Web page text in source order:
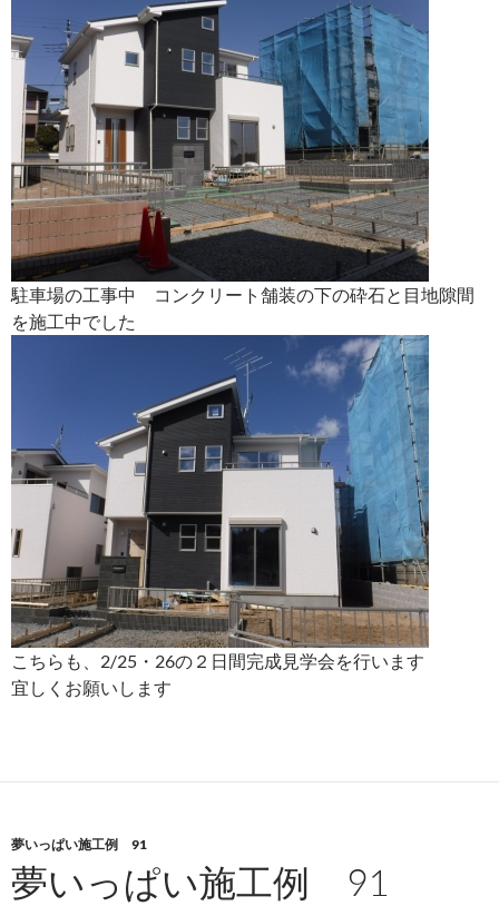
駐車場の工事中 コンクリート舗装の下の砕石と目地隙間
を施工中でした
こちらも、2/25・26の２日間完成見学会を行います
宜しくお願いします
夢いっぱい施工例 91
夢いっぱい施工例 91